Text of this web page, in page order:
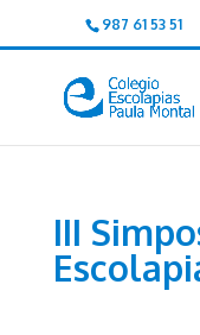
987 61 53 51
III